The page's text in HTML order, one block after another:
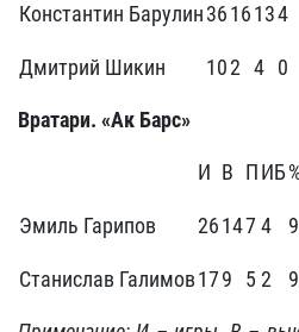
Константин Барулин3616134
Дмитрий Шикин 102 4 0
Вратари. «Ак Барс»
И В ПИБ
Эмиль Гарипов 26147 4
Станислав Галимов179 5 2